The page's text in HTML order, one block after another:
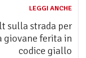
LEGGI ANCHE
sulla strada per
giovane ferita in
codice giallo